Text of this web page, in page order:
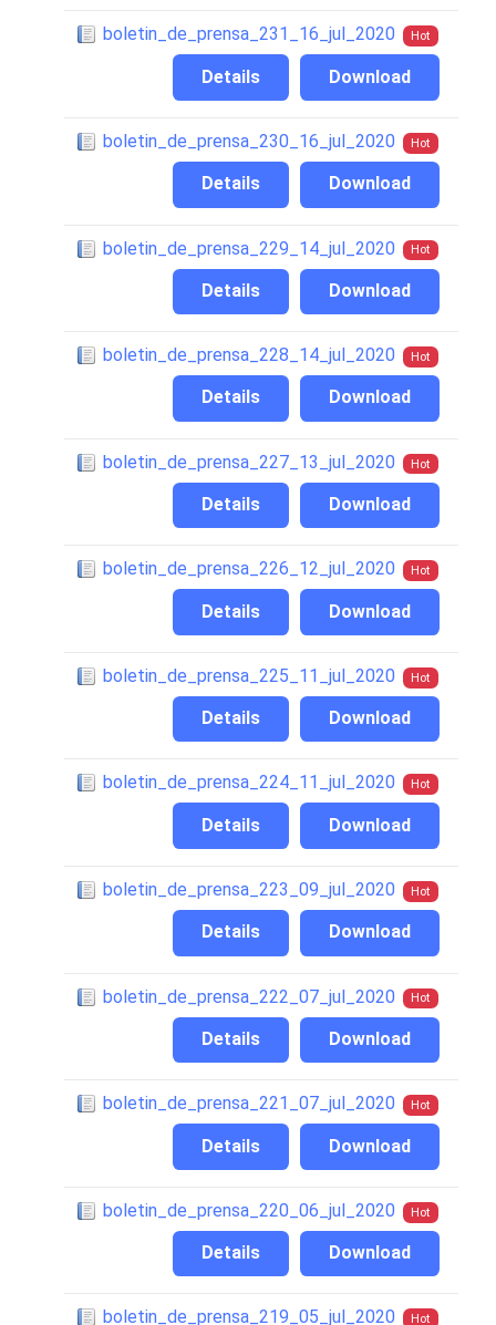
boletin_de_prensa_231_16_jul_2020 Hot
Download
Details
boletin_de_prensa_230_16_jul_2020 Hot
Download
Details
boletin_de_prensa_229_14_jul_2020 Hot
Download
Details
boletin_de_prensa_228_14_jul_2020 Hot
Download
Details
boletin_de_prensa_227_13_jul_2020 Hot
Download
Details
boletin_de_prensa_226_12_jul_2020 Hot
Download
Details
boletin_de_prensa_225_11_jul_2020 Hot
Download
Details
boletin_de_prensa_224_11_jul_2020 Hot
Download
Details
boletin_de_prensa_223_09_jul_2020 Hot
Download
Details
boletin_de_prensa_222_07_jul_2020 Hot
Download
Details
boletin_de_prensa_221_07_jul_2020 Hot
Download
Details
boletin_de_prensa_220_06_jul_2020 Hot
Download
Details
boletin_de_prensa_219_05_jul_2020 Hot